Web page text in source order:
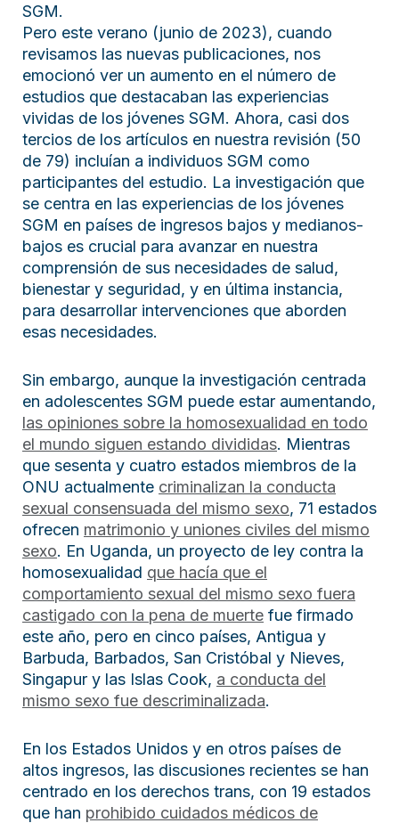
SGM.
Pero este verano (junio de 2023), cuando
revisamos las nuevas publicaciones, nos
emocionó ver un aumento en el número de
estudios que destacaban las experiencias
vividas de los jóvenes SGM. Ahora, casi dos
tercios de los artículos en nuestra revisión (50
de 79) incluían a individuos SGM como
participantes del estudio. La investigación que
se centra en las experiencias de los jóvenes
SGM en países de ingresos bajos y medianos-
bajos es crucial para avanzar en nuestra
comprensión de sus necesidades de salud,
bienestar y seguridad, y en última instancia,
para desarrollar intervenciones que aborden
esas necesidades.
Sin embargo, aunque la investigación centrada
en adolescentes SGM puede estar aumentando,
las opiniones sobre la homosexualidad en todo
el mundo siguen estando divididas. Mientras
que sesenta y cuatro estados miembros de la
ONU actualmente criminalizan la conducta
sexual consensuada del mismo sexo, 71 estados
ofrecen matrimonio y uniones civiles del mismo
sexo. En Uganda, un proyecto de ley contra la
homosexualidad que hacía que el
comportamiento sexual del mismo sexo fuera
castigado con la pena de muerte fue firmado
este año, pero en cinco países, Antigua y
Barbuda, Barbados, San Cristóbal y Nieves,
Singapur y las Islas Cook, a conducta del
mismo sexo fue descriminalizada.
En los Estados Unidos y en otros países de
altos ingresos, las discusiones recientes se han
centrado en los derechos trans, con 19 estados
que han prohibido cuidados médicos de